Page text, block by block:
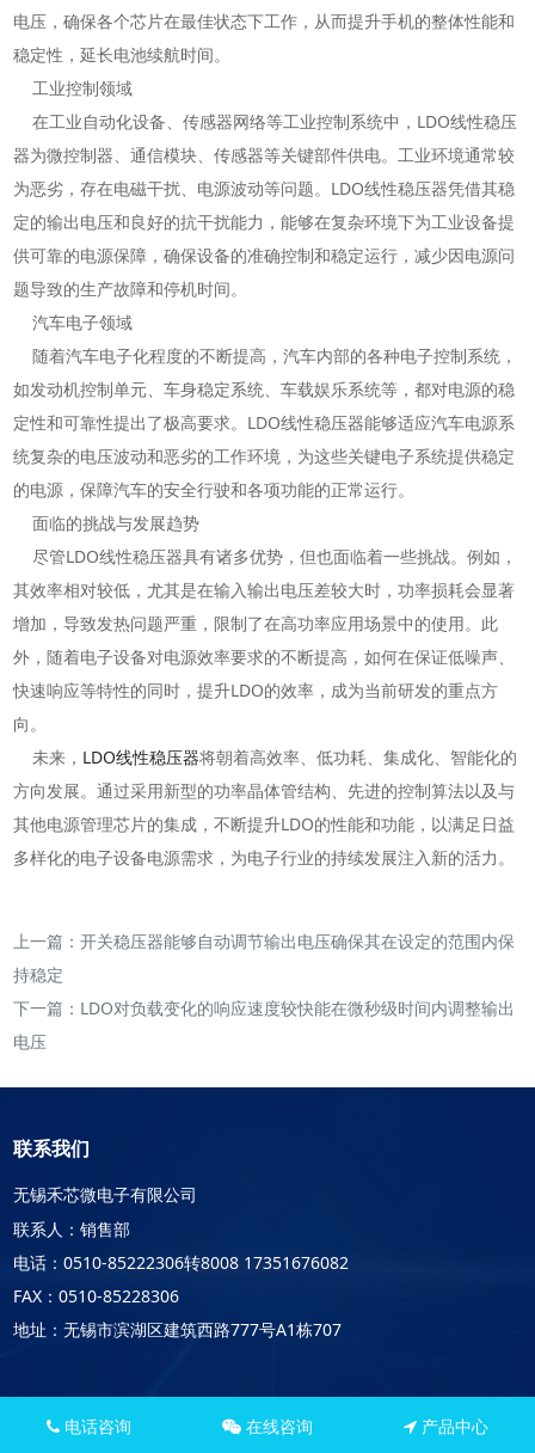
电压，确保各个芯片在最佳状态下工作，从而提升手机的整体性能和
稳定性，延长电池续航时间。
工业控制领域
在工业自动化设备、传感器网络等工业控制系统中，LDO线性稳压
器为微控制器、通信模块、传感器等关键部件供电。工业环境通常较
为恶劣，存在电磁干扰、电源波动等问题。LDO线性稳压器凭借其稳
定的输出电压和良好的抗干扰能力，能够在复杂环境下为工业设备提
供可靠的电源保障，确保设备的准确控制和稳定运行，减少因电源问
题导致的生产故障和停机时间。
汽车电子领域
随着汽车电子化程度的不断提高，汽车内部的各种电子控制系统，
如发动机控制单元、车身稳定系统、车载娱乐系统等，都对电源的稳
定性和可靠性提出了极高要求。LDO线性稳压器能够适应汽车电源系
统复杂的电压波动和恶劣的工作环境，为这些关键电子系统提供稳定
的电源，保障汽车的安全行驶和各项功能的正常运行。
面临的挑战与发展趋势
尽管LDO线性稳压器具有诸多优势，但也面临着一些挑战。例如，
其效率相对较低，尤其是在输入输出电压差较大时，功率损耗会显著
增加，导致发热问题严重，限制了在高功率应用场景中的使用。此
外，随着电子设备对电源效率要求的不断提高，如何在保证低噪声、
快速响应等特性的同时，提升LDO的效率，成为当前研发的重点方
向。
未来， LDO线性稳压器将朝着高效率、低功耗、集成化、智能化的
方向发展。通过采用新型的功率晶体管结构、先进的控制算法以及与
其他电源管理芯片的集成，不断提升LDO的性能和功能，以满足日益
多样化的电子设备电源需求，为电子行业的持续发展注入新的活力。
上一篇： 开关稳压器能够自动调节输出电压确保其在设定的范围内保
持稳定
下一篇： LDO对负载变化的响应速度较快能在微秒级时间内调整输出
电压
联系我们
无锡禾芯微电子有限公司
联系人：销售部
电话：0510-85222306转8008 17351676082
FAX：0510-85228306
地址：无锡市滨湖区建筑西路777号A1栋707
电话咨询 在线咨询 产品中心